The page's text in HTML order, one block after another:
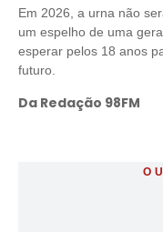
Em 2026, a urna não
um espelho de uma
esperar pelos 18 anos
futuro.
Da Redação 98FM